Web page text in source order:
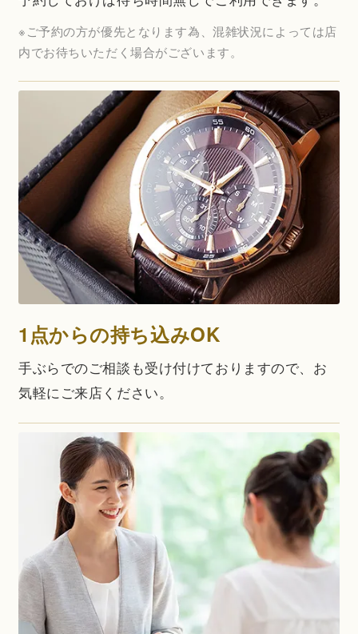
※ご予約の方が優先となります為、混雑状況によっては店
内でお待ちいただく場合がございます。
1点からの持ち込みOK
手ぶらでのご相談も受け付けておりますので、お
気軽にご来店ください。